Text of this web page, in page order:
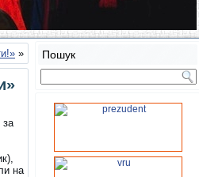
»
за
на
Пошук